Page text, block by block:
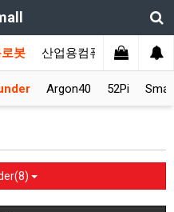
봇 산업용컴퓨터 KVM스
Argon40 52Pi